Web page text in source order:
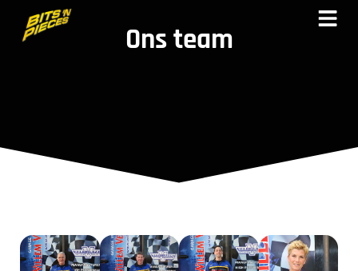
Ons team